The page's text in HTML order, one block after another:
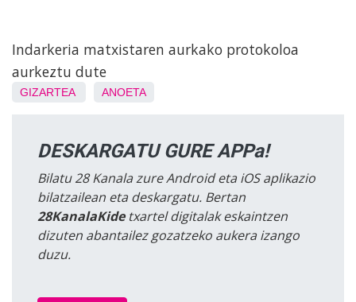
Indarkeria matxistaren aurkako protokoloa
aurkeztu dute
GIZARTEA ANOETA
DESKARGATU GURE APPa!
Bilatu 28 Kanala zure Android eta iOS aplikazio
bilatzailean eta deskargatu. Bertan
28KanalaKidetxartel digitalak eskaintzen
dizuten abantailez gozatzeko aukera izango
duzu.